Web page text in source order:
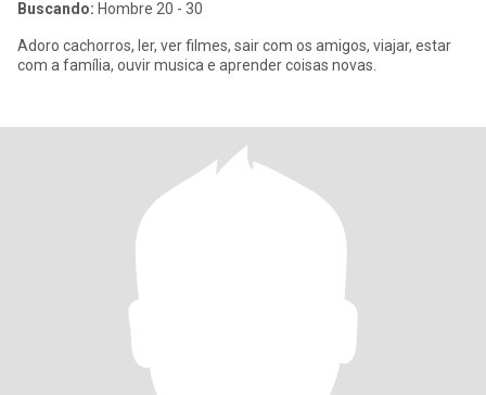
Buscando: Hombre 20 - 30
Adoro cachorros, ler, ver filmes, sair com os amigos, viajar, estar
com a família, ouvir musica e aprender coisas novas.